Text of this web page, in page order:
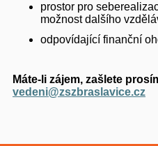
prostor pro
možnost dalšího
odpovídající finanční
Máte-li zájem, zašlete
vedeni@zszbraslavice.cz